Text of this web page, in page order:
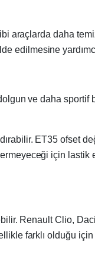
araçlarda daha
edilmesine
ve daha sportif
ET35 ofset
için lastik
Renault Clio,
farklı olduğu